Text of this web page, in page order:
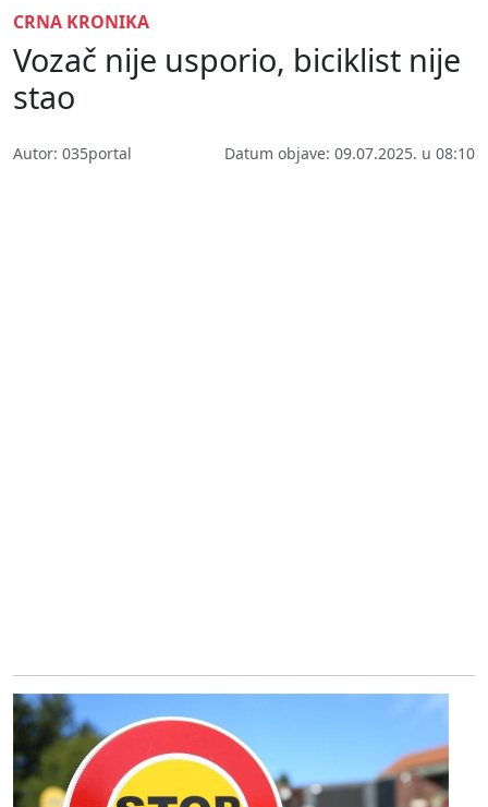
CRNA KRONIKA
Vozač nije usporio, biciklist nije
stao
Autor: 035portal Datum objave: 09.07.2025. u 08:10